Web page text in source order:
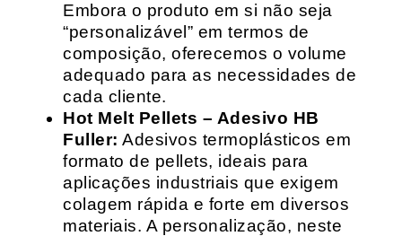
Embora o produto em si não seja
“personalizável” em termos de
composição, oferecemos o volume
adequado para as necessidades de
cada cliente.
Hot Melt Pellets – Adesivo HB
Fuller: Adesivos termoplásticos em
formato de pellets, ideais para
aplicações industriais que exigem
colagem rápida e forte em diversos
materiais. A personalização, neste